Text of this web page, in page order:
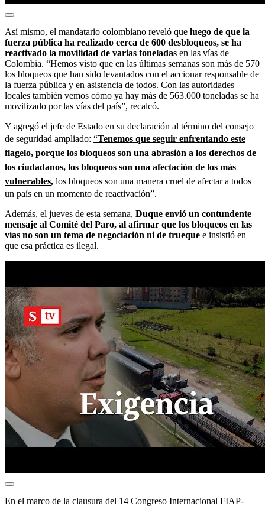
Así mismo, el mandatario colombiano reveló que luego de que la
fuerza pública ha realizado cerca de 600 desbloqueos, se ha
reactivado la movilidad de varias toneladas en las vías de
Colombia. “Hemos visto que en las últimas semanas son más de 570
los bloqueos que han sido levantados con el accionar responsable de
la fuerza pública y en asistencia de todos. Con las autoridades
locales también vemos cómo ya hay más de 563.000 toneladas se ha
movilizado por las vías del país”, recalcó.
Y agregó el jefe de Estado en su declaración al término del consejo
de seguridad ampliado: “Tenemos que seguir enfrentando este
flagelo, porque los bloqueos son una abrasión a los derechos de
los ciudadanos, los bloqueos son una afectación de los más
vulnerables, los bloqueos son una manera cruel de afectar a todos
un país en un momento de reactivación”.
Además, el jueves de esta semana, Duque envió un contundente
mensaje al Comité del Paro, al afirmar que los bloqueos en las
vías no son un tema de negociación ni de trueque e insistió en
que esa práctica es ilegal.
En el marco de la clausura del 14 Congreso Internacional FIAP-